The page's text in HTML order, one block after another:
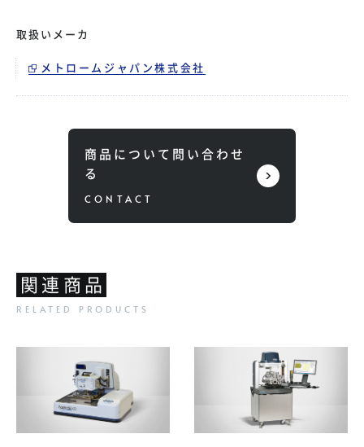
取扱いメーカ
メトロームジャパン株式会社
商品について問い合わせ
る
関連商品